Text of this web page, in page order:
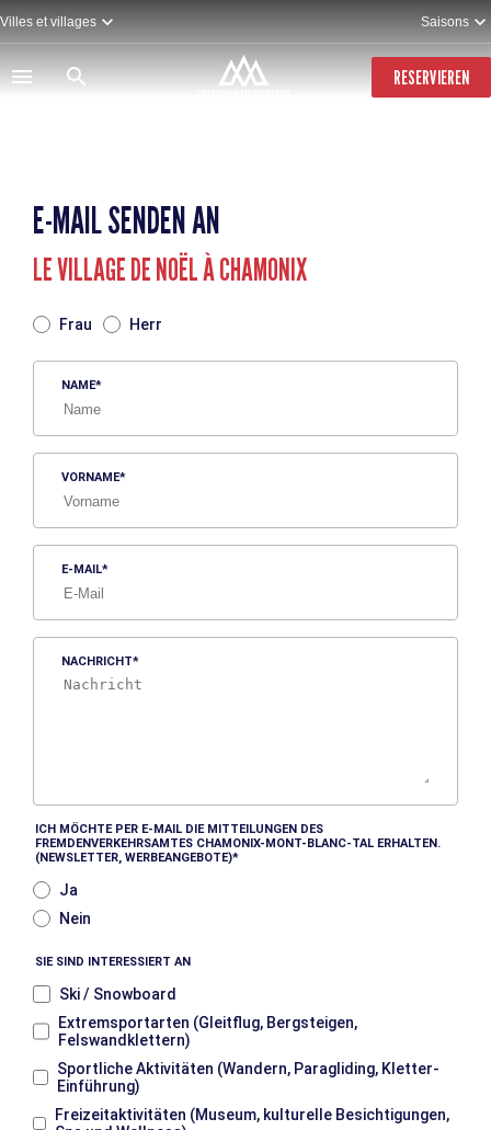
Direkt
zum
Inhalt
Villes et villages Saisons
RESERVIEREN
E-MAIL SENDEN AN
LE VILLAGE DE NOËL À CHAMONIX
Frau Herr
NAME
VORNAME
E-MAIL
NACHRICHT
ICH MÖCHTE PER E-MAIL DIE MITTEILUNGEN DES
FREMDENVERKEHRSAMTES CHAMONIX-MONT-BLANC-TAL ERHALTEN.
(NEWSLETTER, WERBEANGEBOTE)
Ja
Nein
SIE SIND INTERESSIERT AN
Ski / Snowboard
Extremsportarten (Gleitflug, Bergsteigen,
Felswandklettern)
Sportliche Aktivitäten (Wandern, Paragliding, Kletter-
Einführung)
Freizeitaktivitäten (Museum, kulturelle Besichtigungen,